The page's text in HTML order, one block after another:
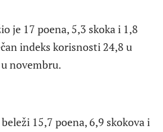
je 17 poena, 5,3 skoka i 1,8
indeks korisnosti 24,8 u
novembru.
15,7 poena, 6,9 skokova i